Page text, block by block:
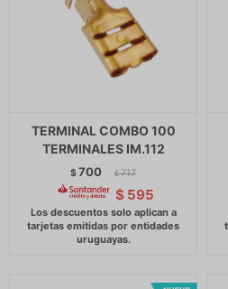
TERMINAL COMBO 100
TERMINALES IM.112
$700 $ 717
$ 595